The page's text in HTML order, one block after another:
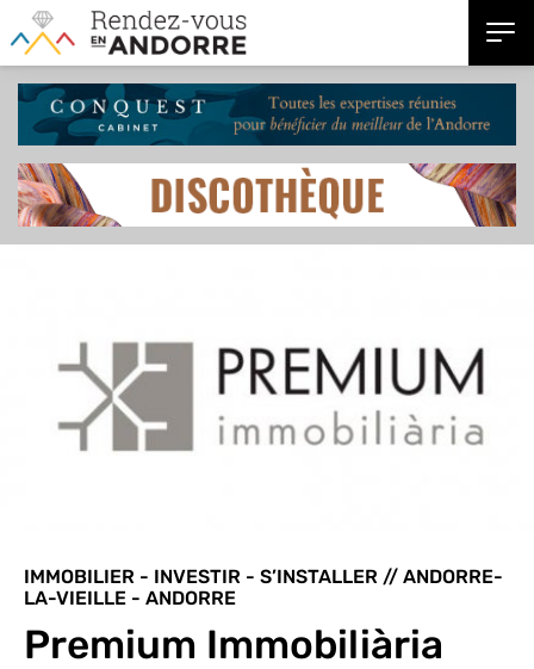
IMMOBILIER - INVESTIR - S’INSTALLER // ANDORRE-
LA-VIEILLE - ANDORRE
Premium Immobiliària